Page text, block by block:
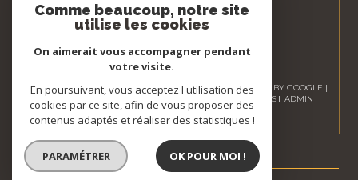
© 2026 | TOUS DROITS RÉSERVÉS | TRADUCTION POWERED BY GOOGLE |
NOS HONORAIRES
PLAN DU SITE MENTIONS LÉGALES
ADMIN
NOS LIENS
POLITIQUE RGPD COOKIES
Comme beaucoup, notre site
utilise les cookies
On aimerait vous accompagner pendant
votre visite.
En poursuivant, vous acceptez l'utilisation des
cookies par ce site, afin de vous proposer des
contenus adaptés et réaliser des statistiques !
PARAMÉTRER OK POUR MOI !